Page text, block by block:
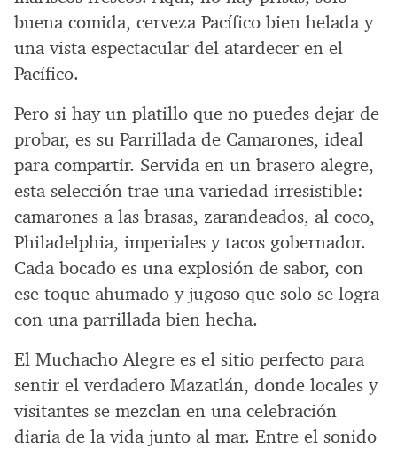
buena comida, cerveza Pacífico bien helada y
una vista espectacular del atardecer en el
Pacífico.
Pero si hay un platillo que no puedes dejar de
probar, es su Parrillada de Camarones, ideal
para compartir. Servida en un brasero alegre,
esta selección trae una variedad irresistible:
camarones a las brasas, zarandeados, al coco,
Philadelphia, imperiales y tacos gobernador.
Cada bocado es una explosión de sabor, con
ese toque ahumado y jugoso que solo se logra
con una parrillada bien hecha.
El Muchacho Alegre es el sitio perfecto para
sentir el verdadero Mazatlán, donde locales y
visitantes se mezclan en una celebración
diaria de la vida junto al mar. Entre el sonido